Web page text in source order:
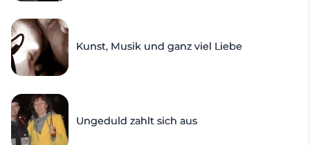
Kunst, Musik und ganz viel Liebe
Ungeduld zahlt sich aus